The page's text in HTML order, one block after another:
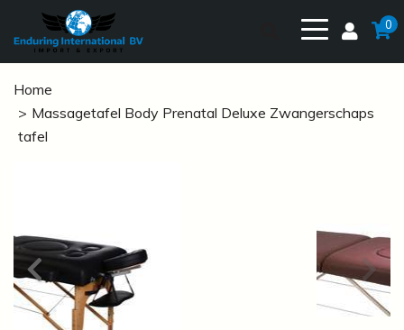
0
Home
Massagetafel Body Prenatal Deluxe Zwangerschaps
tafel